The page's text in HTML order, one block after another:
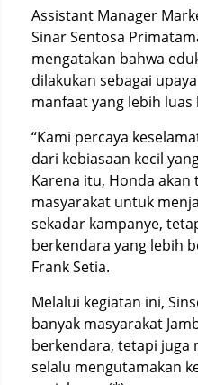
Assistant Manager
Sinar Sentosa
mengatakan bahwa
dilakukan sebagai
manfaat yang lebih luas
“Kami percaya
dari kebiasaan kecil
Karena itu, Honda akan
masyarakat untuk
sekadar kampanye,
berkendara yang lebih
Frank Setia.
Melalui kegiatan ini,
banyak masyarakat
berkendara, tetapi juga
selalu mengutamakan